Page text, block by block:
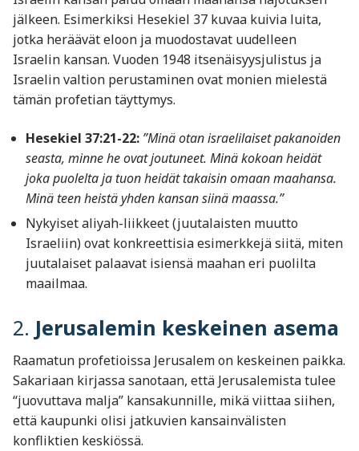
jälkeen. Esimerkiksi Hesekiel 37 kuvaa kuivia luita,
jotka heräävät eloon ja muodostavat uudelleen
Israelin kansan. Vuoden 1948 itsenäisyysjulistus ja
Israelin valtion perustaminen ovat monien mielestä
tämän profetian täyttymys.
Hesekiel 37:21-22: ”Minä otan israelilaiset pakanoiden
seasta, minne he ovat joutuneet. Minä kokoan heidät
joka puolelta ja tuon heidät takaisin omaan maahansa.
Minä teen heistä yhden kansan siinä maassa.”
Nykyiset aliyah-liikkeet (juutalaisten muutto
Israeliin) ovat konkreettisia esimerkkejä siitä, miten
juutalaiset palaavat isiensä maahan eri puolilta
maailmaa.
2. Jerusalemin keskeinen asema
Raamatun profetioissa Jerusalem on keskeinen paikka.
Sakariaan kirjassa sanotaan, että Jerusalemista tulee
“juovuttava malja” kansakunnille, mikä viittaa siihen,
että kaupunki olisi jatkuvien kansainvälisten
konfliktien keskiössä.